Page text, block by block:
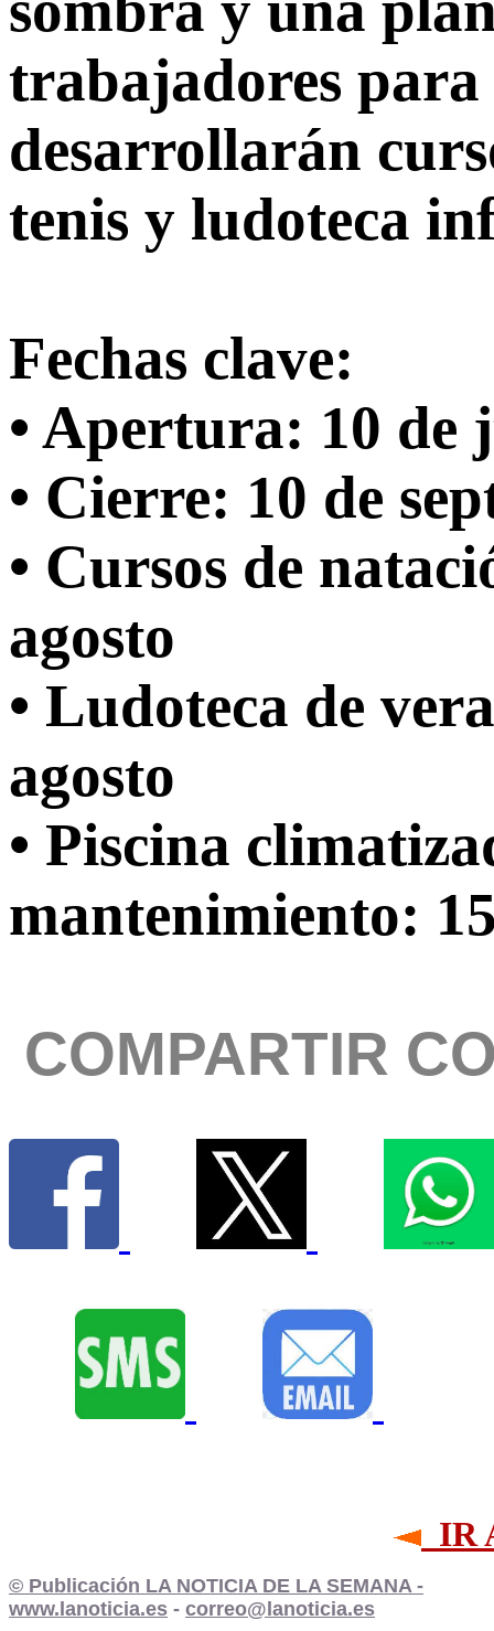
trabajadores para
desarrollarán
tenis y ludoteca
Fechas clave:
• Apertura: 10 de
• Cierre: 10 de
• Cursos de
agosto
• Ludoteca de
agosto
• Piscina
mantenimiento:
COMPARTIR
IR
© Publicación LA NOTICIA DE LA SEMANA -
www.lanoticia.es - correo@lanoticia.es